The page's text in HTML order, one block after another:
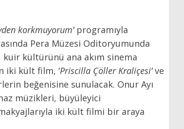
korkmuyorum’programıyla
Pera Müzesi Oditoryumunda
kültürünü ana akım sinema
iki kült film, ‘Priscilla Çöller Kraliçesi’ve
beğenisine sunulacak. Onur Ayı
müzikleri, büyüleyici
iki kült filmi bir araya